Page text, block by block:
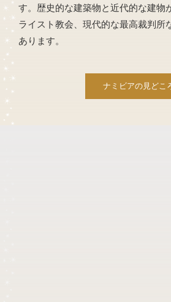
す。歴史的な建築物と近代的な建物
ライスト教会、現代的な最高裁判所
あります。
ナミビアの見どこ